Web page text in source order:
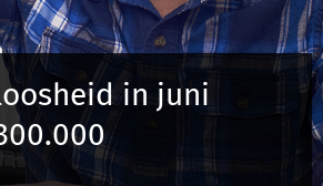
Inloggen
in juni